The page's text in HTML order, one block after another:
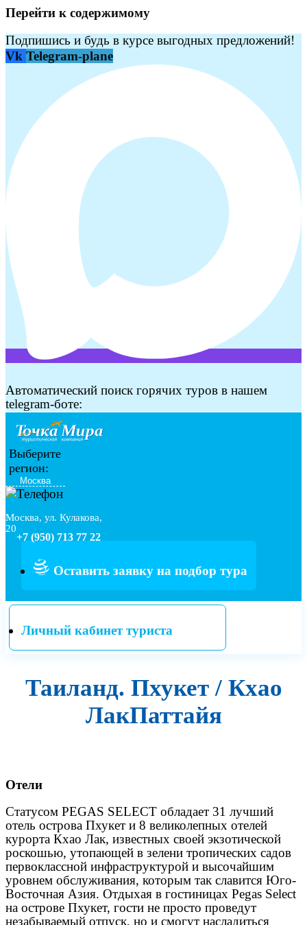
Перейти к содержимому
Подпишись и будь в курсе выгодных предложений!
Vk Telegram-plane
Автоматический поиск горячих туров в нашем
telegram-боте:
Выберите
регион:
Москва, ул. Кулакова,
20
+7 (950) 713 77 22
Оставить заявку на подбор тура
Личный кабинет туриста
Таиланд. Пхукет / Кхао
ЛакПаттайя
Отели
Статусом PEGAS SELECT обладает 31 лучший
отель острова Пхукет и 8 великолепных отелей
курорта Кхао Лак, известных своей экзотической
роскошью, утопающей в зелени тропических садов
первоклассной инфраструктурой и высочайшим
уровнем обслуживания, которым так славится Юго-
Восточная Азия. Отдыхая в гостиницах Pegas Select
на острове Пхукет, гости не просто проведут
незабываемый отпуск, но и смогут насладиться